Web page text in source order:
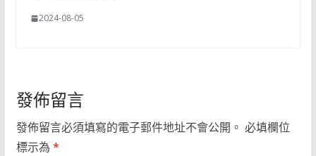
2024-08-05
發佈留言
發佈留言必須填寫的電子郵件地址不會公開。 必填欄位
標示為 *